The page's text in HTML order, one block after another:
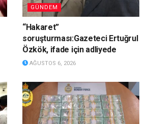
GÜNDEM
“Hakaret”
soruşturması:Gazeteci Ertuğrul
Özkök, ifade için adliyede
AĞUSTOS 6, 2026